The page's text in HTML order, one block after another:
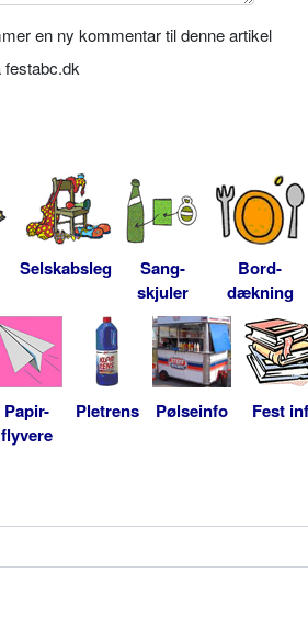
en ny kommentar til denne artikel
festabc.dk
Selskabsleg
Sang-
skjuler
Bord-
dækning
Papir-
flyvere
Pletrens Pølseinfo Fest